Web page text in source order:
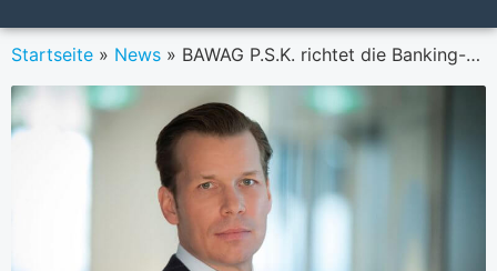
Startseite » News » BAWAG P.S.K. richtet die Banking-App neu aus